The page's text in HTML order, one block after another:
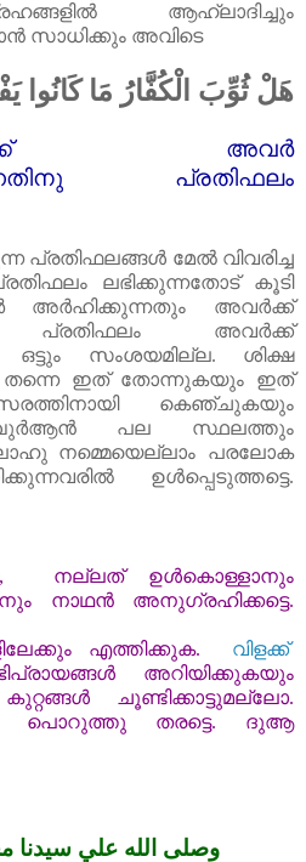
ആഹ്ലാദിച്ചും
സാധിക്കും അവിടെ
هَلْ ثُوِّبَ الْكُفَّارُ مَا كَانُوا
അവർ
പ്രതിഫലം
പ്രതിഫലങ്ങൾ മേൽ വിവരിച്ച
ലഭിക്കുന്നതോട്‌ കൂടി
അർഹിക്കുന്നതും അവർക്ക്‌
പ്രതിഫലം അവർക്ക്‌
ഒട്ടും സംശയമില്ല. ശിക്ഷ
തന്നെ ഇത്‌ തോന്നുകയും ഇത്‌
കെഞ്ചുകയും
പല സ്ഥലത്തും
നമ്മെയെല്ലാം പരലോക
ഉൾപ്പെടുത്തട്ടെ.
, നല്ലത് ഉൾകൊള്ളാനും
നാഥൻ അനുഗ്രഹിക്കട്ടെ.
എത്തിക്കുക. വിളക്ക്
അറിയിക്കുകയും
കുറ്റങ്ങൾ ചൂണ്ടിക്കാട്ടുമല്ലോ.
പൊറുത്തു തരട്ടെ. ദുആ
وصلى الله علي سيدنا